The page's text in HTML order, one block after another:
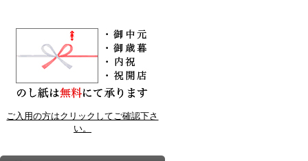
ご入用の方はクリックしてご確認下さ
い。